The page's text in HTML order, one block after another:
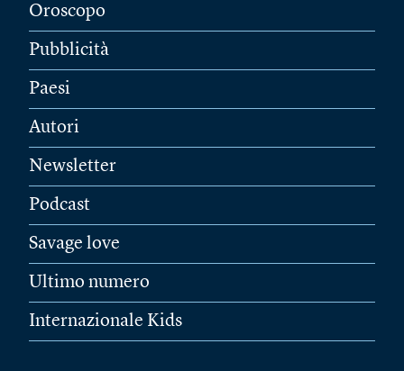
Oroscopo
Pubblicità
Paesi
Autori
Newsletter
Podcast
Savage love
Ultimo numero
Internazionale Kids